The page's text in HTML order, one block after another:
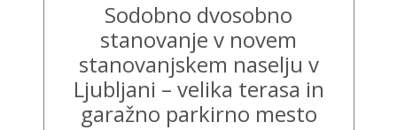
Sodobno dvosobno
stanovanje v novem
stanovanjskem naselju v
Ljubljani – velika terasa in
garažno parkirno mesto